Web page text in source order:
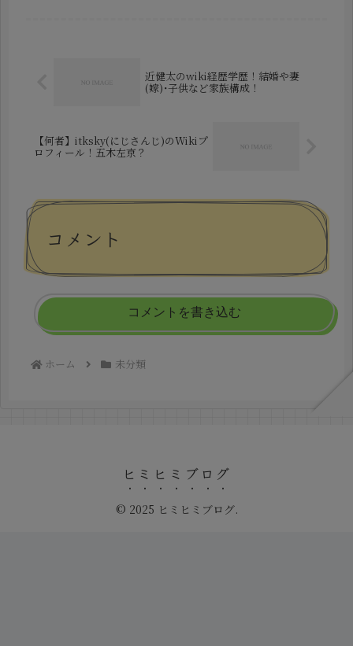
近健太のwiki経歴学歴！結婚や妻
(嫁)･子供など家族構成！
【何者】itksky(にじさんじ)のWikiプ
ロフィール！五木左京？
コメント
コメントを書き込む
ホーム 未分類
ヒミヒミブログ
© 2025 ヒミヒミブログ.